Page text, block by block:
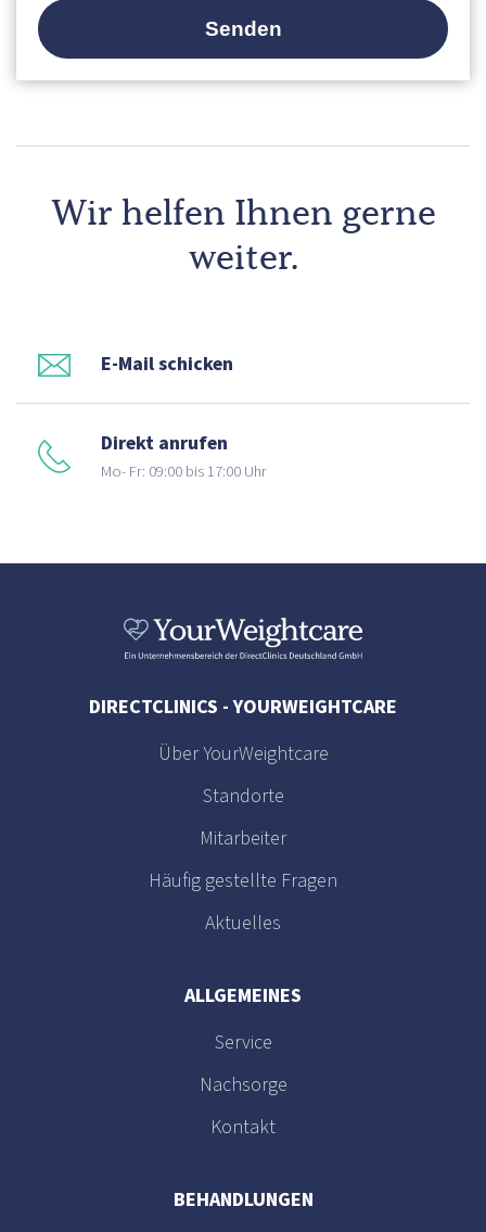
Wir helfen Ihnen gerne
weiter.
E-Mail schicken
Direkt anrufen
Mo- Fr: 09:00 bis 17:00 Uhr
DIRECTCLINICS - YOURWEIGHTCARE
Über YourWeightcare
Standorte
Mitarbeiter
Häufig gestellte Fragen
Aktuelles
ALLGEMEINES
Service
Nachsorge
Kontakt
BEHANDLUNGEN